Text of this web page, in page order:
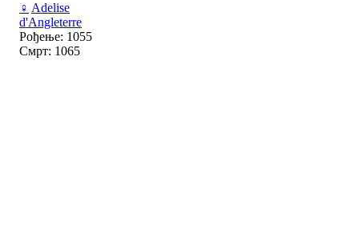
♀ Adelise
d'Angleterre
Рођење: 1055
Смрт: 1065